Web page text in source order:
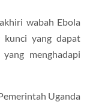
wabah Ebola
kunci yang dapat
menghadapi
Uganda